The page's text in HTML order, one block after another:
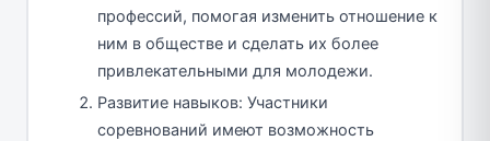
профессий, помогая изменить отношение к
ним в обществе и сделать их более
привлекательными для молодежи.
Развитие навыков: Участники
соревнований имеют возможность